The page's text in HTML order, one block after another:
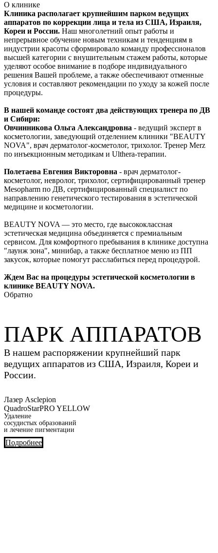
О клинике
Клиника располагает крупнейшим парком ведущих
аппаратов по коррекции лица и тела из США, Израиля,
Кореи и России. Наш многолетний опыт работы и
непрерывное обучение новым техникам и тенденциям в
индустрии красоты сформировало команду профессионалов
высшей категории с внушительным стажем работы, которые
уделяют особое внимание в подборе индивидуального
решения Вашей проблеме, а также обеспечивают отменные
условия и составляют рекомендации по уходу за кожей после
процедуры.
В нашей команде состоят два действующих тренера по ДВ
и Сибири:
Овчинникова Ольга Александровна - ведущий эксперт в
косметологии, заведующий отделением клиники "BEAUTY
NOVA", врач дерматолог-косметолог, трихолог. Тренер Merz
по инъекционным методикам и Ulthera-терапии.
Полетаева Евгения Викторовна - врач дерматолог-
косметолог, невролог, трихолог, сертифицированный тренер
Mesopharm по ДВ, сертифицированный специалист по
направлению генетического тестирования в эстетической
медицине и косметологии.
BEAUTY NOVA — это место, где высококлассная
эстетическая медицина объединяется с премиальным
сервисом. Для комфортного пребывания в клинике доступна
"лаунж зона", минибар, а также бесплатное меню из ПП
закусок, которые помогут расслабиться перед процедурой.
Ждем Вас на процедуры эстетической косметологии в
клинике BEAUTY NOVA.
Обратно
ПАРК АППАРАТОВ
В нашем распоряжении крупнейший парк
ведущих аппаратов из США, Израиля, Кореи и
России.
Лазер Asclepion
QuadroStarPRO YELLOW
Удаление
сосудистых образований
и лечение пигментации
Подробнее